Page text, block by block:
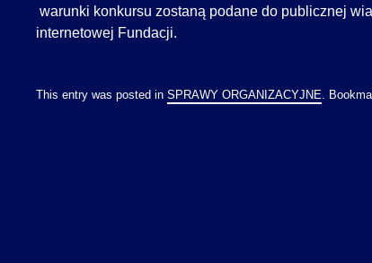
warunki konkursu zostaną podane do publicznej
internetowej Fundacji.
This entry was posted in SPRAWY ORGANIZACYJNE .